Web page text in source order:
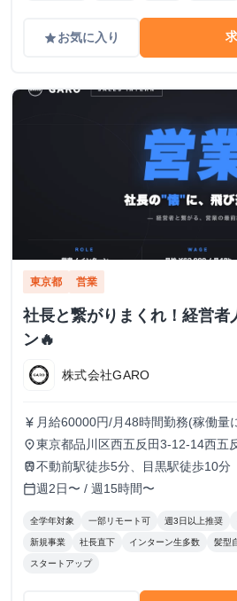
gradeお気に入り
東京都 営業
社長と繋がりまくれ！経営者
ン🔥
株式会社GARO
currency_yen 月給60000円/月48時間勤務(稼働量
トすれば、学生でも圧倒的な実績と
す！
place東京都品川区西五反田3-12-14西五
train不動前駅徒歩5分、目黒駅徒歩10分
calendar_today週2日〜 / 週15時間〜
全学年対象 一部リモート可 週3日以上推奨
新規事業 社長直下 インターン生多数 髪型
スタートアップ